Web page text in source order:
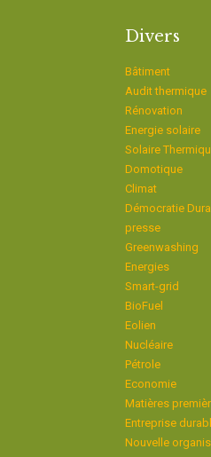
Divers
Bâtiment
Audit thermique
Rénovation
Energie solaire
Solaire
Domotique
Climat
Démocratie
presse
Greenwashing
Energies
Smart-grid
BioFuel
Eolien
Nucléaire
Pétrole
Economie
Matières
Entreprise
Nouvelle